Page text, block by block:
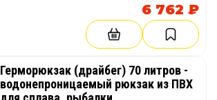
6 762 ₽
Герморюкзак (драйбег) 70 литров -
водонепроницаемый рюкзак из ПВХ